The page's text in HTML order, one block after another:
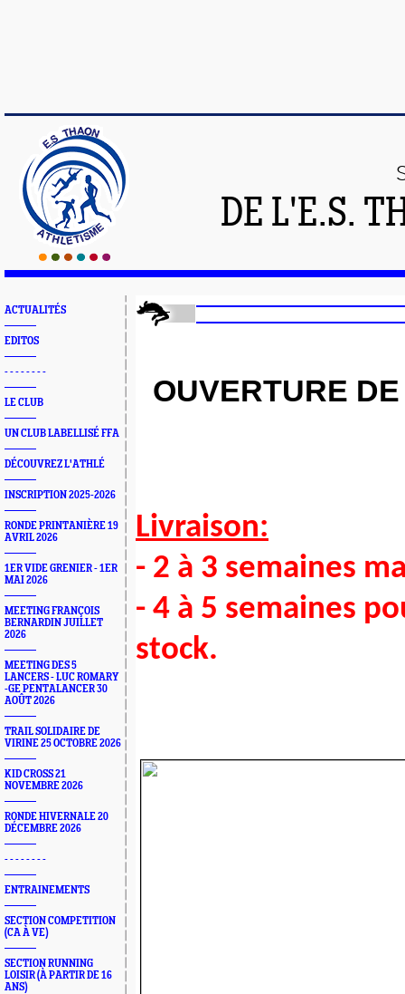
DE L'E.S.
ACTUALITÉS
EDITOS
- - - - - - - -
LE CLUB
UN CLUB LABELLISÉ FFA
DÉCOUVREZ L'ATHLÉ
INSCRIPTION 2025-2026
RONDE PRINTANIÈRE 19
AVRIL 2026
1ER VIDE GRENIER - 1ER
MAI 2026
MEETING FRANÇOIS
BERNARDIN JUILLET
2026
MEETING DES 5
LANCERS - LUC ROMARY
-GE PENTALANCER 30
AOÛT 2026
TRAIL SOLIDAIRE DE
VIRINE 25 OCTOBRE 2026
KID CROSS 21
NOVEMBRE 2026
RONDE HIVERNALE 20
DÉCEMBRE 2026
- - - - - - - -
ENTRAINEMENTS
SECTION COMPETITION
(CA À VE)
SECTION RUNNING
LOISIR (À PARTIR DE 16
ANS)
OUVERTURE
Livraison:
- 2 à 3 semaines
- 4 à 5 semaines
stock.